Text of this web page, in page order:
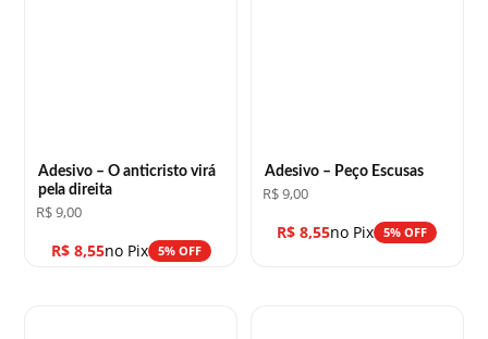
Adesivo – O anticristo virá
pela direita
R$9,00
R$8,55no Pix 5% OFF
Adesivo – Peço Escusas
R$9,00
R$ 8,55no Pix 5% OFF